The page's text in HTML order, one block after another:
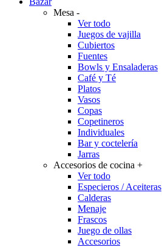
Mesa -
Ver todo
Juegos de vajilla
Cubiertos
Fuentes
Bowls y Ensaladeras
Café y Té
Platos
Vasos
Copas
Copetineros
Individuales
Bar y coctelería
Jarras
Accesorios de cocina +
Ver todo
Especieros / Aceiteras
Calderas
Menaje
Frascos
Juego de ollas
Accesorios